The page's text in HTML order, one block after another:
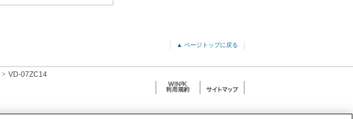
▲ ページトップに戻る
VD-07ZC14